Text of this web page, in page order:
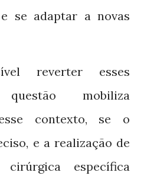
se adaptar a novas
reverter esses
mobiliza
contexto, se o
e a realização de
cirúrgica específica